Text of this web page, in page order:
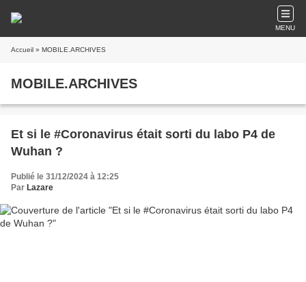
MENU
Accueil » MOBILE.ARCHIVES
MOBILE.ARCHIVES
Et si le #Coronavirus était sorti du labo P4 de
Wuhan ?
Publié le 31/12/2024 à 12:25
Par Lazare